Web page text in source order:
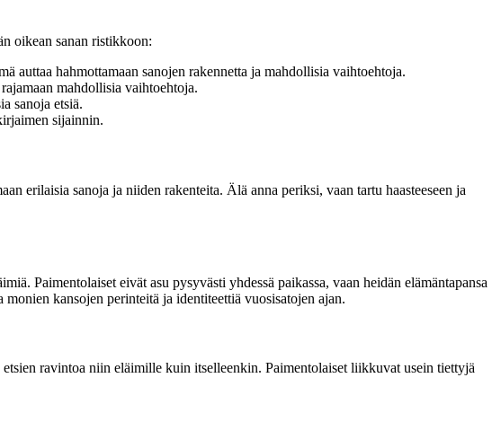
oikean sanan ristikkoon:
hahmottamaan sanojen rakennetta ja mahdollisia vaihtoehtoja.
mahdollisia vaihtoehtoja.
sanoja etsiä.
sijainnin.
erilaisia sanoja ja niiden rakenteita. Älä anna periksi, vaan tartu haasteeseen ja
Paimentolaiset eivät asu pysyvästi yhdessä paikassa, vaan heidän elämäntapansa
kansojen perinteitä ja identiteettiä vuosisatojen ajan.
ravintoa niin eläimille kuin itselleenkin. Paimentolaiset liikkuvat usein tiettyjä